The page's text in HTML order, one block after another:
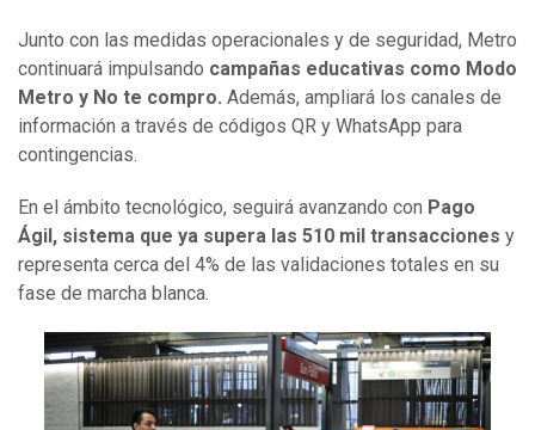
Junto con las medidas operacionales y de seguridad, Metro
continuará impulsando campañas educativas como Modo
Metro y No te compro. Además, ampliará los canales de
información a través de códigos QR y WhatsApp para
contingencias.
En el ámbito tecnológico, seguirá avanzando con Pago
Ágil, sistema que ya supera las 510 mil transacciones y
representa cerca del 4% de las validaciones totales en su
fase de marcha blanca.